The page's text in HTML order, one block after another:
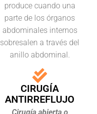
produce cuando una
parte de los órganos
abdominales internos
sobresalen a través del
anillo abdominal.
CIRUGÍA
ANTIRREFLUJO